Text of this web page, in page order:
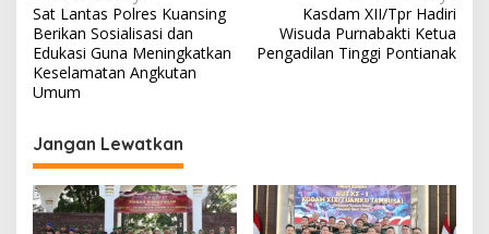
a
v
i
a
s
i
Sat Lantas Polres Kuansing
Berikan Sosialisasi dan
Edukasi Guna Meningkatkan
Keselamatan Angkutan
Umum
Kasdam XII/Tpr Hadiri
Wisuda Purnabakti Ketua
Pengadilan Tinggi Pontianak
Jangan Lewatkan